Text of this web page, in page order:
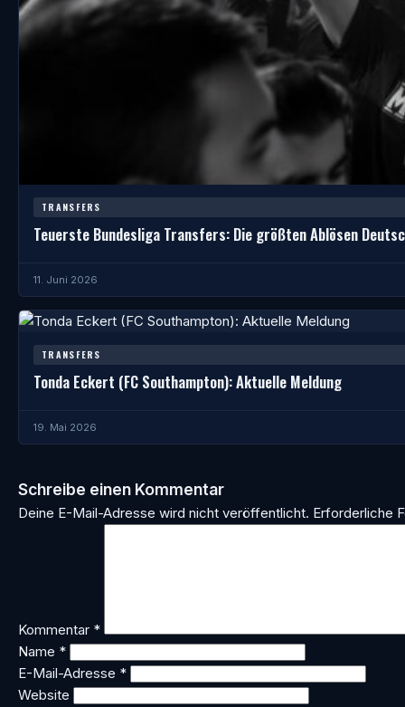
TRANSFERS
Teuerste Bundesliga Transfers: Die größten Ablösen
11. Juni 2026
TRANSFERS
Tonda Eckert (FC Southampton): Aktuelle Meldung
19. Mai 2026
Schreibe einen Kommentar
Deine E-Mail-Adresse wird nicht veröffentlicht. Erforderliche
Kommentar *
Name *
E-Mail-Adresse *
Website